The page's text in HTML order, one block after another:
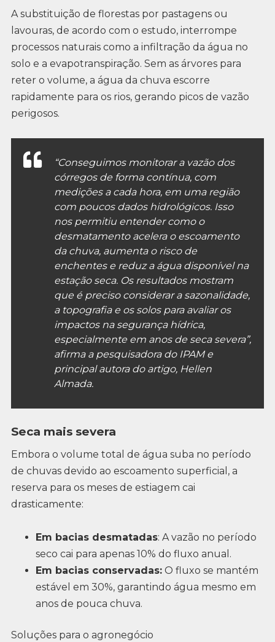
A substituição de florestas por pastagens ou
lavouras, de acordo com o estudo, interrompe
processos naturais como a infiltração da água no
solo e a evapotranspiração. Sem as árvores para
reter o volume, a água da chuva escorre
rapidamente para os rios, gerando picos de vazão
perigosos.
“Conseguimos monitorar a vazão dos
córregos de forma contínua, com
medições a cada hora, em uma região
com poucos dados hidrológicos. Isso
nos permitiu entender como o
desmatamento acelera o escoamento
da chuva, aumenta o risco de
enchentes e reduz a água disponível na
estação seca. Os resultados mostram
que é preciso considerar a sazonalidade,
a topografia e os solos para avaliar os
impactos na segurança hídrica,
especialmente em anos de seca severa”,
afirma a pesquisadora do IPAM e
principal autora do artigo, Hellen
Almada.
Seca mais severa
Embora o volume total de água suba no período
de chuvas devido ao escoamento superficial, a
reserva para os meses de estiagem cai
drasticamente:
Em bacias desmatadas: A vazão no período
seco cai para apenas 10% do fluxo anual.
Em bacias conservadas:O fluxo se mantém
estável em 30%, garantindo água mesmo em
anos de pouca chuva.
Soluções para o agronegócio